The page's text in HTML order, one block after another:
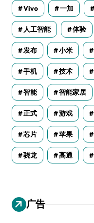
Vivo 一加
人工智能 体验
发布 小米
手机 技术
智能 智能家居
正式 游戏
芯片 苹果
骁龙 高通
广告